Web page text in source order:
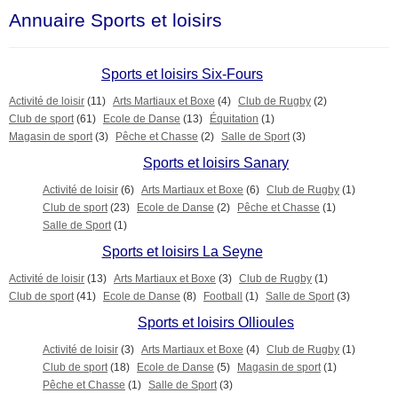
Annuaire Sports et loisirs
Sports et loisirs Six-Fours
Activité de loisir (11) Arts Martiaux et Boxe (4) Club de Rugby (2)
Club de sport (61) Ecole de Danse (13) Équitation (1)
Magasin de sport (3) Pêche et Chasse (2) Salle de Sport (3)
Sports et loisirs Sanary
Activité de loisir (6) Arts Martiaux et Boxe (6) Club de Rugby (1)
Club de sport (23) Ecole de Danse (2) Pêche et Chasse (1)
Salle de Sport (1)
Sports et loisirs La Seyne
Activité de loisir (13) Arts Martiaux et Boxe (3) Club de Rugby (1)
Club de sport (41) Ecole de Danse (8) Football (1) Salle de Sport (3)
Sports et loisirs Ollioules
Activité de loisir (3) Arts Martiaux et Boxe (4) Club de Rugby (1)
Club de sport (18) Ecole de Danse (5) Magasin de sport (1)
Pêche et Chasse (1) Salle de Sport (3)